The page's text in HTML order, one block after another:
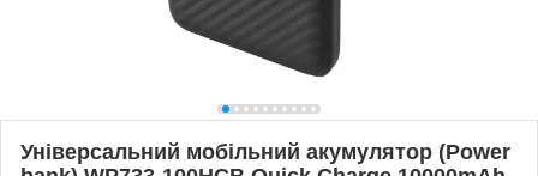
Універсальний мобільний акумулятор (Power